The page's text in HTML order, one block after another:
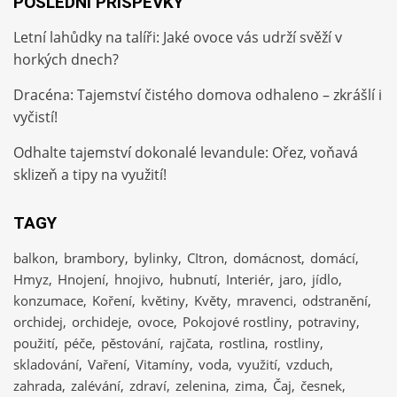
Letní lahůdky na talíři: Jaké ovoce vás udrží svěží v
horkých dnech?
Dracéna: Tajemství čistého domova odhaleno – zkrášlí i
vyčistí!
Odhalte tajemství dokonalé levandule: Ořez, voňavá
sklizeň a tipy na využití!
TAGY
balkon brambory bylinky CItron domácnost domácí
Hmyz Hnojení hnojivo hubnutí Interiér jaro jídlo
konzumace Koření květiny Květy mravenci odstranění
orchidej orchideje ovoce Pokojové rostliny potraviny
použití péče pěstování rajčata rostlina rostliny
skladování Vaření Vitamíny voda využití vzduch
zahrada zalévání zdraví zelenina zima Čaj česnek